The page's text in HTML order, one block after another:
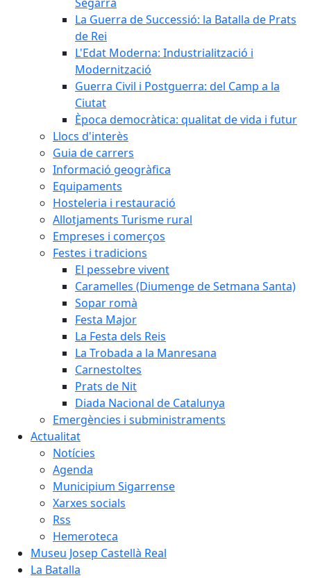
La Guerra de Successió: la Batalla de Prats
de Rei
L'Edat Moderna: Industrialització i
Modernització
Guerra Civil i Postguerra: del Camp a la
Ciutat
Època democràtica: qualitat de vida i futur
Llocs d'interès
Guia de carrers
Informació geogràfica
Equipaments
Hosteleria i restauració
Allotjaments Turisme rural
Empreses i comerços
Festes i tradicions
El pessebre vivent
Caramelles (Diumenge de Setmana Santa)
Sopar romà
Festa Major
La Festa dels Reis
La Trobada a la Manresana
Carnestoltes
Prats de Nit
Diada Nacional de Catalunya
Emergències i subministraments
Actualitat
Notícies
Agenda
Municipium Sigarrense
Xarxes socials
Rss
Hemeroteca
Museu Josep Castellà Real
La Batalla